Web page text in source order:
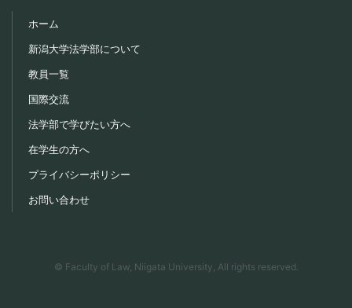
ホーム
新潟大学法学部について
教員一覧
国際交流
法学部で学びたい方へ
在学生の方へ
プライバシーポリシー
お問い合わせ
© Faculty of Law, Niigata University, All rights reserved.